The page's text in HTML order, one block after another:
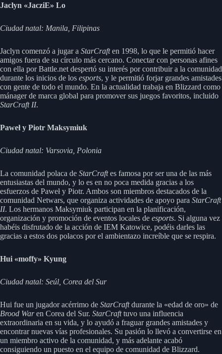
Jaclyn «JacziE» Lo
Ciudad natal: Manila, Filipinas
Jaclyn comenzó a jugar a StarCraften 1998, lo que le permitió hacer
amigos fuera de su círculo más cercano. Conectar con personas afines
con ella por Battle.net despertó su interés por contribuir a la comunidad
durante los inicios de los esports, y le permitió forjar grandes amistades
con gente de todo el mundo. En la actualidad trabaja en Blizzard como
mánager de marca global para promover sus juegos favoritos, incluido
StarCraft II.
Paweły Piotr Maksymiuk
Ciudad natal: Varsovia, Polonia
La comunidad polaca de StarCraftes famosa por ser una de las más
entusiastas del mundo, y lo es en no poca medida gracias a los
esfuerzos de Paweł y Piotr. Ambos son miembros destacados de la
comunidad Netwars, que organiza actividades de apoyo para StarCraft
II. Los hermanos Maksymiuk participan en la planificación,
organización y promoción de eventos locales de esports. Si alguna vez
habéis disfrutado de la acción de IEM Katowice, podéis darles las
gracias a estos dos polacos por el ambientazo increíble que se respira.
Hui «moffy» Kyung
Ciudad natal: Seúl, Corea del Sur
Hui fue un jugador acérrimo de StarCraftdurante la «edad de oro» de
Brood Waren Corea del Sur. StarCrafttuvo una influencia
extraordinaria en su vida, y lo ayudó a fraguar grandes amistades y
encontrar nuevas vías profesionales. Su pasión lo llevó a convertirse en
un miembro activo de la comunidad, y más adelante acabó
consiguiendo un puesto en el equipo de comunidad de Blizzard.